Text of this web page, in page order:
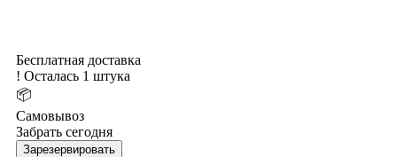
Бесплатная доставка
! Осталась 1 штука
📦
Самовывоз
Забрать сегодня
Зарезервировать